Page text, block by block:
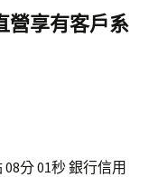
鍵
字:
營享有客戶系
分 01秒銀行信用